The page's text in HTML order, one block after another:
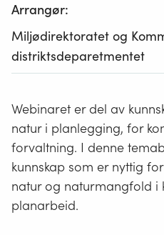
Arrangør:
Miljødirektoratet og
distriktsdeparetmentet
Webinaret er del av
natur i planlegging, for
forvaltning. I denne
kunnskap som er nyttig
natur og naturmangfold i
planarbeid.